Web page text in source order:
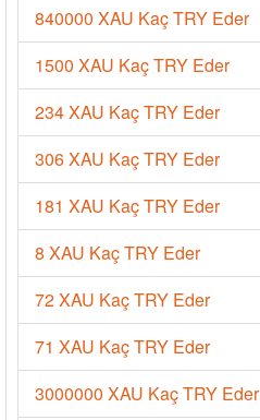
840000 XAU Kaç TRY Eder
1500 XAU Kaç TRY Eder
234 XAU Kaç TRY Eder
306 XAU Kaç TRY Eder
181 XAU Kaç TRY Eder
8 XAU Kaç TRY Eder
72 XAU Kaç TRY Eder
71 XAU Kaç TRY Eder
3000000 XAU Kaç TRY Eder